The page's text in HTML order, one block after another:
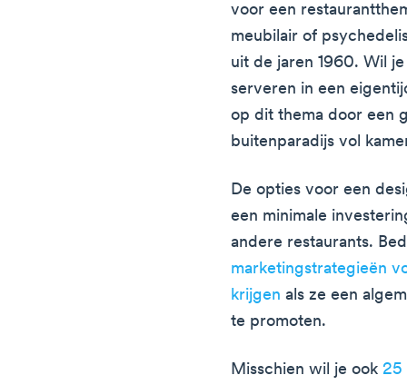
voor een
meubilair of
uit de jaren 1960. Wil
serveren in een
op dit thema door een
buitenparadijs vol
De opties voor een
een minimale
andere restaurants.
marketingstrategieën
krijgen als ze een
te promoten.
Misschien wil je ook 25